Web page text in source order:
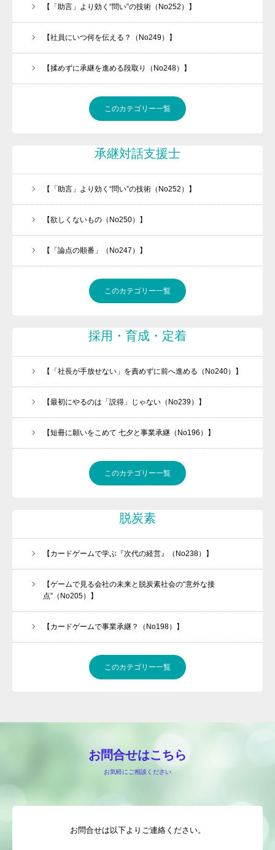
【「助言」より効く“問い”の技術（No252）】
【社員にいつ何を伝える？（No249）】
【揉めずに承継を進める段取り（No248）】
このカテゴリー一覧
承継対話支援士
【「助言」より効く“問い”の技術（No252）】
【欲しくないもの（No250）】
【「論点の順番」（No247）】
このカテゴリー一覧
採用・育成・定着
【「社長が手放せない」を責めずに前へ進める（No240）】
【最初にやるのは「説得」じゃない（No239）】
【短冊に願いをこめて 七夕と事業承継（No196）】
このカテゴリー一覧
脱炭素
【カードゲームで学ぶ『次代の経営』（No238）】
【ゲームで見る会社の未来と脱炭素社会の“意外な接
点”（No205）】
【カードゲームで事業承継？（No198）】
このカテゴリー一覧
お問合せはこちら
お気軽にご相談ください
お問合せは以下よりご連絡ください。